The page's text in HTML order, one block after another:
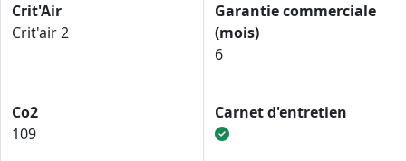
Crit'Air
Crit'air 2
Garantie commerciale
(mois)
6
Co2
109
Carnet d'entretien